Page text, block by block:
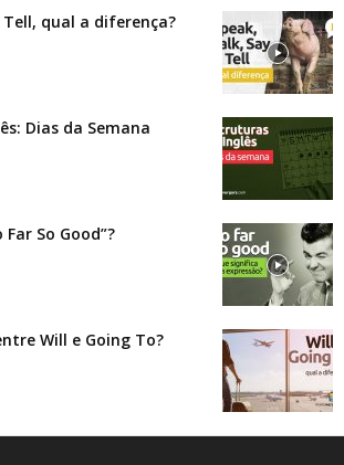
Tell, qual a diferença?
Dias da Semana
So Good”?
Will e Going To?